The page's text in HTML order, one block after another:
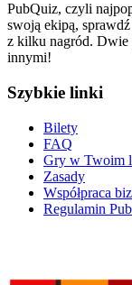
PubQuiz, czyli
swoją ekipą,
z kilku nagród.
innymi!
Szybkie linki
Bilety
FAQ
Gry w Twoim
Zasady
Współpraca
Regulamin